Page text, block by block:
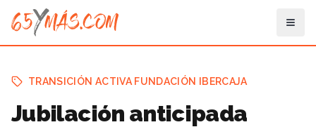
TRANSICIÓN ACTIVA FUNDACIÓN IBERCAJA
Jubilación anticipada